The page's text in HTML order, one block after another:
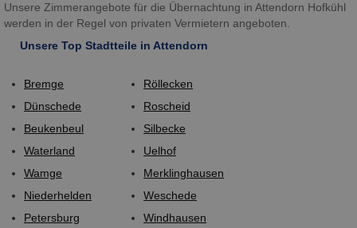
Unsere Zimmerangebote für die Übernachtung in Attendorn Hofkühl
werden in der Regel von privaten Vermietern angeboten.
Unsere Top Stadtteile in Attendorn
Bremge
Dünschede
Beukenbeul
Waterland
Wamge
Niederhelden
Petersburg
Röllecken
Roscheid
Silbecke
Uelhof
Merklinghausen
Weschede
Windhausen